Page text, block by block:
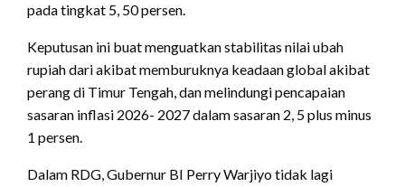
pada tingkat 5, 50 persen.
Keputusan ini buat menguatkan stabilitas nilai ubah
rupiah dari akibat memburuknya keadaan global akibat
perang di Timur Tengah, dan melindungi pencapaian
sasaran inflasi 2026- 2027 dalam sasaran 2, 5 plus minus
1 persen.
Dalam RDG, Gubernur BI Perry Warjiyo tidak lagi